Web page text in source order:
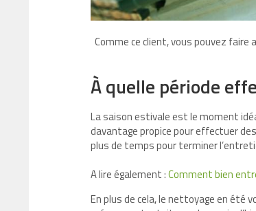
Comme ce client, vous pouvez faire
À quelle période
La saison estivale est le moment
davantage propice pour effectuer
plus de temps pour terminer
A lire également :Comment bien
En plus de cela, le nettoyage en été